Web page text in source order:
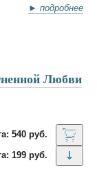
► подробнее
Любви
540 руб.
199 руб.